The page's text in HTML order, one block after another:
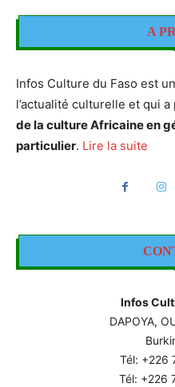
A
Infos Culture du Faso est
l’actualité culturelle et qui
de la culture Africaine en
particulier. Lire la suite
Infos
DAPOYA,
Tél: +226
Tél: +226